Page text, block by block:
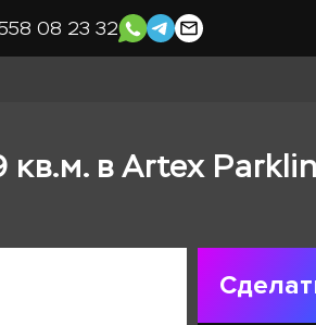
08 23 32
в Artex